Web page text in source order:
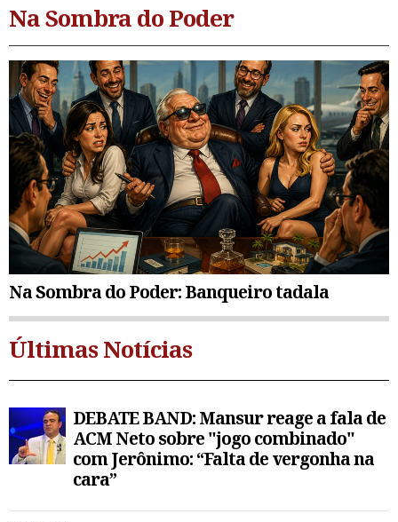
Na Sombra do Poder
Na Sombra do Poder: Banqueiro tadala
Últimas Notícias
DEBATE BAND: Mansur reage a fala de
ACM Neto sobre "jogo combinado"
com Jerônimo: “Falta de vergonha na
cara”